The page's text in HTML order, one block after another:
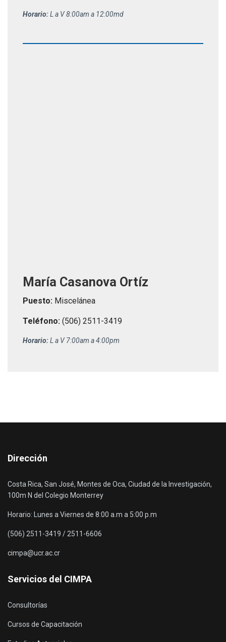
Horario:L a V 8:00am a 12:00md
María Casanova Ortíz
Puesto: Miscelánea
Teléfono: (506) 2511-3419
Horario:L a V 7:00am a 4:00pm
Dirección
Costa Rica, San José, Montes de Oca, Ciudad de la Investigación,
100m N del Colegio Monterrey
Horario: Lunes a Viernes de 8:00 a.m a 5:00 p.m
(506) 2511-3419 / 2511-6606
cimpa@ucr.ac.cr
Servicios del CIMPA
Consultorías
Cursos de Capacitación